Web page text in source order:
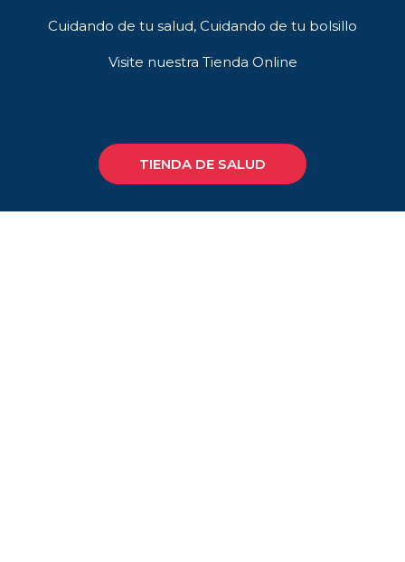
Cuidando de tu salud, Cuidando de tu bolsillo
Visite nuestra Tienda Online
TIENDA DE SALUD